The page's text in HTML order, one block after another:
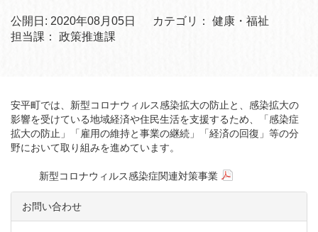
公開日: 2020年08月05日 カテゴリ：
健康・福祉
担当課：
政策推進課
安平町では、新型コロナウィルス感染拡大の防止と、感染拡大の
影響を受けている地域経済や住民生活を支援するため、「感染症
拡大の防止」「雇用の維持と事業の継続」「経済の回復」等の分
野において取り組みを進めています。
新型コロナウィルス感染症関連対策事業
お問い合わせ